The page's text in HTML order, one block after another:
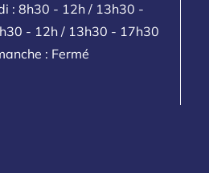
: 8h30 - 12h / 13h30 -
- 12h / 13h30 - 17h30
: Fermé